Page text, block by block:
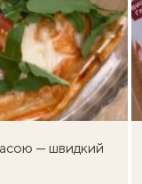
— швидкий